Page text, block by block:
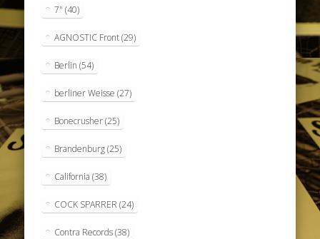
7" (40)
AGNOSTIC Front(29)
Berlin (54)
berliner Weisse (27)
Bonecrusher(25)
Brandenburg(25)
California (38)
COCK SPARRER (24)
Contra Records(38)